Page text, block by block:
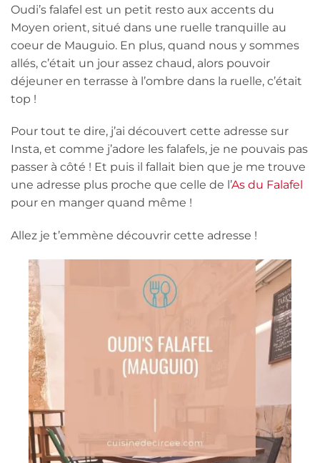
Oudi’s falafel est un petit resto aux accents du
Moyen orient, situé dans une ruelle tranquille au
coeur de Mauguio. En plus, quand nous y sommes
allés, c’était un jour assez chaud, alors pouvoir
déjeuner en terrasse à l’ombre dans la ruelle, c’était
top !
Pour tout te dire, j’ai découvert cette adresse sur
Insta, et comme j’adore les falafels, je ne pouvais pas
passer à côté ! Et puis il fallait bien que je me trouve
une adresse plus proche que celle de l’As du Falafel
pour en manger quand même !
Allez je t’emmène découvrir cette adresse !